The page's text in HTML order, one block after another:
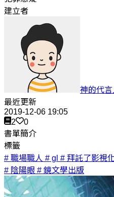
建立者
神的代言
最近更新
2019-12-06 19:05
2
0
書單簡介
標籤
# 職場職人 # gl # 拜託了影視
# 陰陽眼 # 鏡文學出版